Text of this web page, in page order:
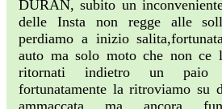
DURAN, subito un
delle Insta non regge alle
perdiamo a inizio
auto ma solo moto che non ce
ritornati indietro un
fortunatamente la ritroviamo su